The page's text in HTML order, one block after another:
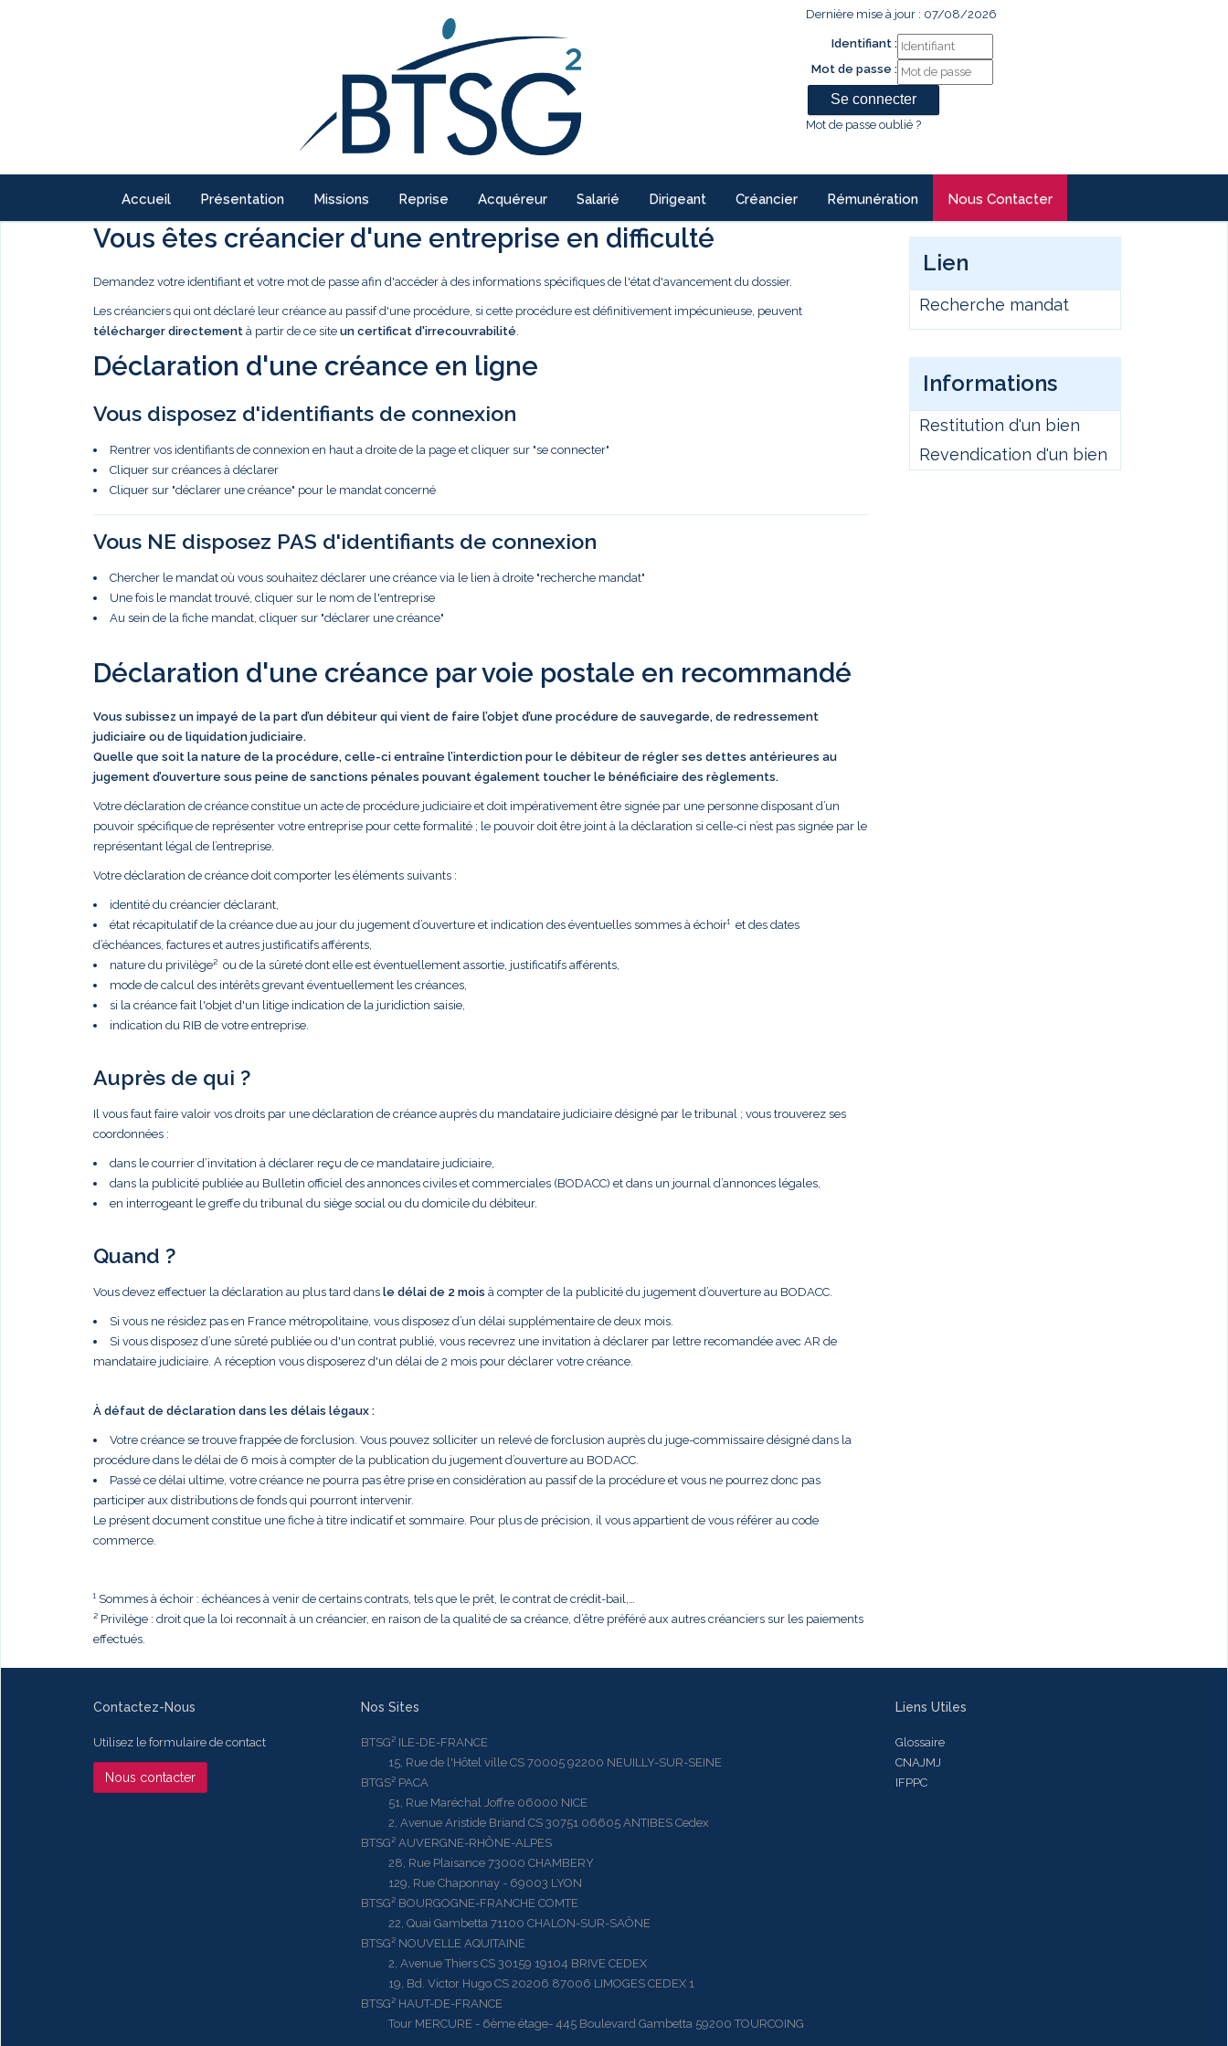
Dernière mise à jour : 07/08/2026
Identifiant :
Mot de passe :
Mot de passe oublié ?
Accueil Présentation Missions Reprise Acquéreur Salarié Dirigeant Créancier Rémunération Nous Contacter
Vous êtes créancier d'une entreprise en difficulté
Demandez votre identifiant et votre mot de passe afin d'accéder à des informations spécifiques de l'état d'avancement du dossier.
Les créanciers qui ont déclaré leur créance au passif d'une procédure, si cette procédure est définitivement impécunieuse, peuvent
télécharger directement à partir de ce site un certificat d'irrecouvrabilité.
Déclaration d'une créance en ligne
Vous disposez d'identifiants de connexion
Rentrer vos identifiants de connexion en haut a droite de la page et cliquer sur "se connecter"
Cliquer sur créances à déclarer
Cliquer sur "déclarer une créance" pour le mandat concerné
Vous NE disposez PAS d'identifiants de connexion
Chercher le mandat où vous souhaitez déclarer une créance via le lien à droite "recherche mandat"
Une fois le mandat trouvé, cliquer sur le nom de l'entreprise
Au sein de la fiche mandat, cliquer sur "déclarer une créance"
Déclaration d'une créance par voie postale en recommandé
Vous subissez un impayé de la part d’un débiteur qui vient de faire l’objet d’une procédure de sauvegarde, de redressement
judiciaire ou de liquidation judiciaire.
Quelle que soit la nature de la procédure, celle-ci entraîne l’interdiction pour le débiteur de régler ses dettes antérieures au
jugement d’ouverture sous peine de sanctions pénales pouvant également toucher le bénéficiaire des règlements.
Votre déclaration de créance constitue un acte de procédure judiciaire et doit impérativement être signée par une personne disposant d’un
pouvoir spécifique de représenter votre entreprise pour cette formalité ; le pouvoir doit être joint à la déclaration si celle-ci n’est pas signée par le
représentant légal de l’entreprise.
Votre déclaration de créance doit comporter les éléments suivants :
identité du créancier déclarant,
état récapitulatif de la créance due au jour du jugement d’ouverture et indication des éventuelles sommes à échoir¹ et des dates
d’échéances, factures et autres justificatifs afférents,
nature du privilège² ou de la sûreté dont elle est éventuellement assortie, justificatifs afférents,
mode de calcul des intérêts grevant éventuellement les créances,
si la créance fait l'objet d'un litige indication de la juridiction saisie,
indication du RIB de votre entreprise.
Auprès de qui ?
Il vous faut faire valoir vos droits par une déclaration de créance auprès du mandataire judiciaire désigné par le tribunal ; vous trouverez ses
coordonnées :
dans le courrier d’invitation à déclarer reçu de ce mandataire judiciaire,
dans la publicité publiée au Bulletin officiel des annonces civiles et commerciales (BODACC) et dans un journal d’annonces légales,
en interrogeant le greffe du tribunal du siège social ou du domicile du débiteur.
Quand ?
Vous devez effectuer la déclaration au plus tard dans le délai de 2 mois à compter de la publicité du jugement d’ouverture au BODACC.
Si vous ne résidez pas en France métropolitaine, vous disposez d’un délai supplémentaire de deux mois.
Si vous disposez d’une sûreté publiée ou d'un contrat publié, vous recevrez une invitation à déclarer par lettre recomandée avec AR de
mandataire judiciaire. A réception vous disposerez d'un délai de 2 mois pour déclarer votre créance.
À défaut de déclaration dans les délais légaux :
Votre créance se trouve frappée de forclusion. Vous pouvez solliciter un relevé de forclusion auprès du juge-commissaire désigné dans la
procédure dans le délai de 6 mois à compter de la publication du jugement d’ouverture au BODACC.
Passé ce délai ultime, votre créance ne pourra pas être prise en considération au passif de la procédure et vous ne pourrez donc pas
participer aux distributions de fonds qui pourront intervenir.
Le présent document constitue une fiche à titre indicatif et sommaire. Pour plus de précision, il vous appartient de vous référer au code
commerce.
¹ Sommes à échoir : échéances à venir de certains contrats, tels que le prêt, le contrat de crédit-bail,…
² Privilège : droit que la loi reconnaît à un créancier, en raison de la qualité de sa créance, d’être préféré aux autres créanciers sur les paiements
effectués.
Lien
Recherche mandat
Informations
Restitution d'un bien
Revendication d'un bien
Contactez-Nous
Utilisez le formulaire de contact
Nous contacter
Nos Sites
BTSG² ILE-DE-FRANCE
15, Rue de l'Hôtel ville CS 70005 92200 NEUILLY-SUR-SEINE
BTGS² PACA
51, Rue Maréchal Joffre 06000 NICE
2, Avenue Aristide Briand CS 30751 06605 ANTIBES Cedex
BTSG² AUVERGNE-RHÔNE-ALPES
28, Rue Plaisance 73000 CHAMBERY
129, Rue Chaponnay - 69003 LYON
BTSG² BOURGOGNE-FRANCHE COMTE
22, Quai Gambetta 71100 CHALON-SUR-SAÔNE
BTSG² NOUVELLE AQUITAINE
2, Avenue Thiers CS 30159 19104 BRIVE CEDEX
19, Bd. Victor Hugo CS 20206 87006 LIMOGES CEDEX 1
BTSG² HAUT-DE-FRANCE
Tour MERCURE - 6ème étage- 445 Boulevard Gambetta 59200 TOURCOING
Liens Utiles
Glossaire
CNAJMJ
IFPPC